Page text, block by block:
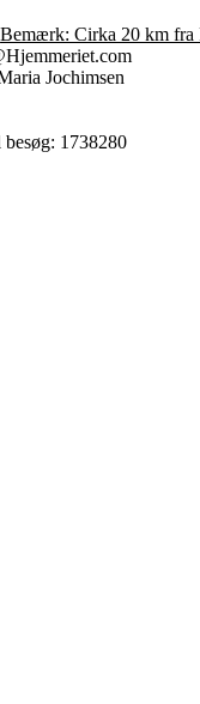
Bemærk: Cirka 20 km fra
Jochimsen
1738280